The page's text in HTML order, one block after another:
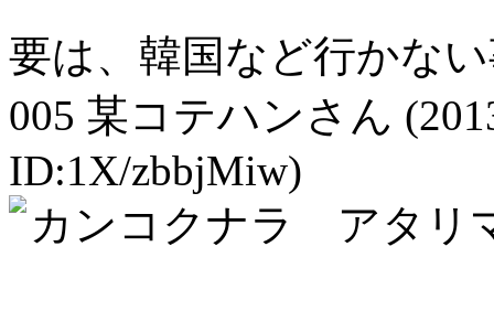
要は、韓国など行かな
005 某コテハンさん
ID:1X/zbbjMiw)
カンコクナラ アタリ